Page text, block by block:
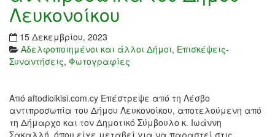
Λευκονοίκου
15 Δεκεμβρίου, 2023
Αδελφοποιημένοι και άλλοι Δήμοι, Επισκέψεις-
Συναντήσεις, Φωτογραφίες
Από aftodioikisi.com.cy Επέστρεψε από τη Λέσβο
αντιπροσωπία του Δήμου Λευκονοίκου, αποτελούμενη από
τη Δήμαρχο και τον Δημοτικό Σύμβουλο κ. Ιωάννη